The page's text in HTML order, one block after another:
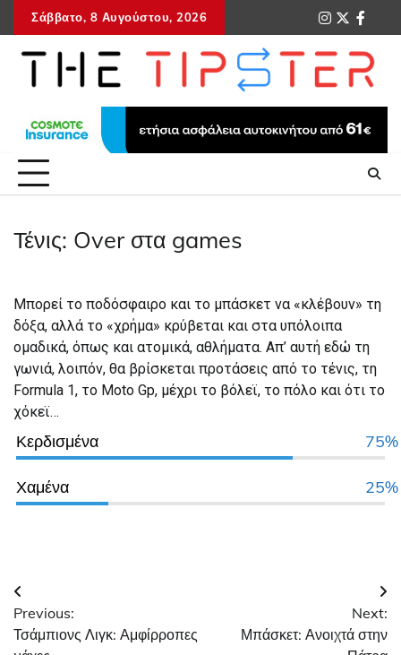
to
content
Σάββατο, 8 Αυγούστου, 2026
instagram
twitter
Τένις: Over στα games
Μπορεί το ποδόσφαιρο και το μπάσκετ να «κλέβουν» τη
δόξα, αλλά το «χρήμα» κρύβεται και στα υπόλοιπα
ομαδικά, όπως και ατομικά, αθλήματα. Απ’ αυτή εδώ τη
γωνιά, λοιπόν, θα βρίσκεται προτάσεις από το τένις, τη
Formula 1, το Moto Gp, μέχρι το βόλεϊ, το πόλο και ότι το
χόκεϊ…
Κερδισμένα 75%
Χαμένα 25%
Πλοήγηση
άρθρων
Previous:
Τσάμπιονς Λιγκ: Αμφίρροπες
Next:
Μπάσκετ: Ανοιχτά στην